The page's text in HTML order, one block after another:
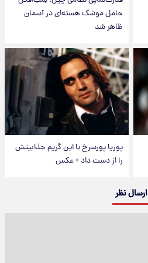
حامل موشک هسته‌ای در آسمان
ظاهر شد
پوریا پورسرخ با این گریم جذابیتش
را از دست داد + عکس
ارسال نظر